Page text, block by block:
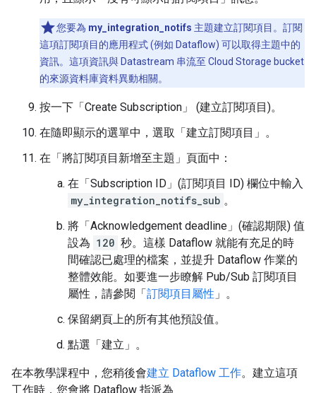
您要為 my_integration_notifs 主題建立訂閱項目。訂閱
這項訂閱項目的應用程式 (例如 Dataflow) 可以取得主題中的
資訊。這項資訊與 Datastream 串流至 Cloud Storage bucket
的來源資料庫資料異動相關。
按一下「Create Subscription」 (建立訂閱項目)。
在隨即顯示的選單中，選取「建立訂閱項目」 。
在「將訂閱項目新增至主題」 頁面中：
在「Subscription ID」(訂閱項目 ID) 欄位中輸入
my_integration_notifs_sub 。
將「Acknowledgement deadline」(確認期限) 值
設為 120 秒。這樣 Dataflow 就能有充足的時
間確認已處理的檔案，並提升 Dataflow 作業的
整體效能。如要進一步瞭解 Pub/Sub 訂閱項目
屬性，請參閱「 訂閱項目屬性 」。
保留網頁上的所有其他預設值。
點選「建立」 。
在本教學課程中，您稍後會建立 Dataflow 工作。建立這項
工作時，您會將 Dataflow 指派為